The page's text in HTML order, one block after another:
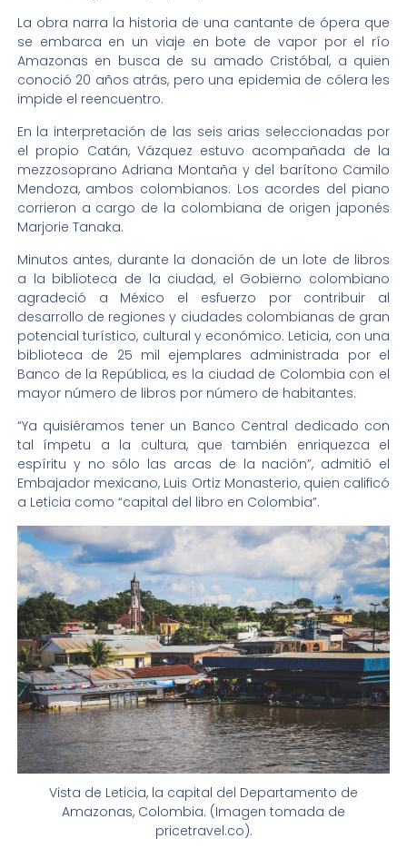
La obra narra la historia de una cantante de ópera que
se embarca en un viaje en bote de vapor por el río
Amazonas en busca de su amado Cristóbal, a quien
conoció 20 años atrás, pero una epidemia de cólera les
impide el reencuentro.
En la interpretación de las seis arias seleccionadas por
el propio Catán, Vázquez estuvo acompañada de la
mezzosoprano Adriana Montaña y del barítono Camilo
Mendoza, ambos colombianos. Los acordes del piano
corrieron a cargo de la colombiana de origen japonés
Marjorie Tanaka.
Minutos antes, durante la donación de un lote de libros
a la biblioteca de la ciudad, el Gobierno colombiano
agradeció a México el esfuerzo por contribuir al
desarrollo de regiones y ciudades colombianas de gran
potencial turístico, cultural y económico. Leticia, con una
biblioteca de 25 mil ejemplares administrada por el
Banco de la República, es la ciudad de Colombia con el
mayor número de libros por número de habitantes.
“Ya quisiéramos tener un Banco Central dedicado con
tal ímpetu a la cultura, que también enriquezca el
espíritu y no sólo las arcas de la nación”, admitió el
Embajador mexicano, Luis Ortiz Monasterio, quien calificó
a Leticia como “capital del libro en Colombia”.
Vista de Leticia, la capital del Departamento de
Amazonas, Colombia. (Imagen tomada de
pricetravel.co).